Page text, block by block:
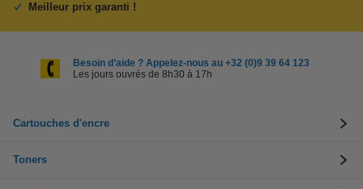
Meilleur prix garanti !
Besoin d’aide ? Appelez-nous au +32 (0)9 39 64 123
Les jours ouvrés de 8h30 à 17h
Cartouches d'encre
Toners